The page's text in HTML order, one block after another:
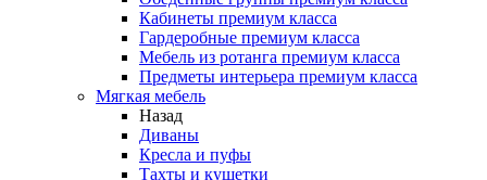
Кабинеты премиум класса
Гардеробные премиум класса
Мебель из ротанга премиум класса
Предметы интерьера премиум класса
Мягкая мебель
Назад
Диваны
Кресла и пуфы
Тахты и кушетки